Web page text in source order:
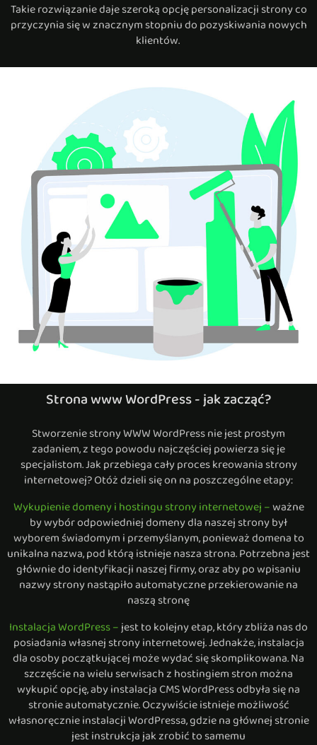
Takie rozwiązanie daje szeroką opcję personalizacji strony co
przyczynia się w znacznym stopniu do pozyskiwania nowych
klientów.
Strona www WordPress - jak zacząć?
Stworzenie strony WWW WordPress nie jest prostym
zadaniem, z tego powodu najczęściej powierza się je
specjalistom. Jak przebiega cały proces kreowania strony
internetowej? Otóż dzieli się on na poszczególne etapy:
Wykupienie domeny i hostingu strony internetowej –ważne
by wybór odpowiedniej domeny dla naszej strony był
wyborem świadomym i przemyślanym, ponieważ domena to
unikalna nazwa, pod którą istnieje nasza strona. Potrzebna jest
głównie do identyfikacji naszej firmy, oraz aby po wpisaniu
nazwy strony nastąpiło automatyczne przekierowanie na
naszą stronę
Instalacja WordPress –jest to kolejny etap, który zbliża nas do
posiadania własnej strony internetowej. Jednakże, instalacja
dla osoby początkującej może wydać się skomplikowana. Na
szczęście na wielu serwisach z hostingiem stron można
wykupić opcję, aby instalacja CMS WordPress odbyła się na
stronie automatycznie. Oczywiście istnieje możliwość
własnoręcznie instalacji WordPressa, gdzie na głównej stronie
jest instrukcja jak zrobić to samemu